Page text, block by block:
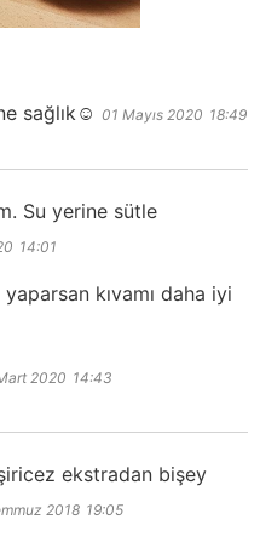
sağlık☺️ 01 Mayıs 2020 18:49
Su yerine sütle
14:01
yaparsan kıvamı daha iyi
2020 14:43
ekstradan bişey
2018 19:05